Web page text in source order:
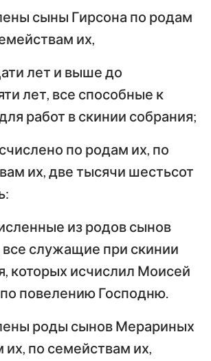
сыны Гирсона по родам
их,
лет и выше до
лет, все способные к
работ в скинии собрания;
по родам их, по
их, две тысячи шестьсот
из родов сынов
все служащие при скинии
которых исчислил Моисей
повелению Господню.
роды сынов Мерариных
их, по семействам их,